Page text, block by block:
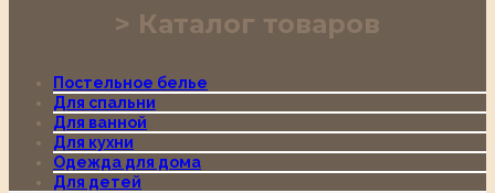
Каталог товаров
Постельное белье
Для спальни
Для ванной
Для кухни
Одежда для дома
Для детей